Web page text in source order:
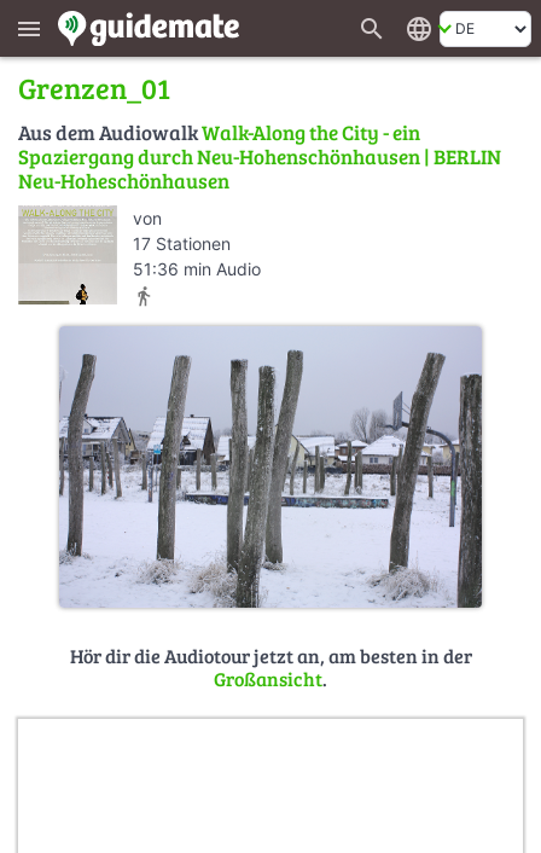
menu search language
Grenzen_01
Aus dem AudiowalkWalk-Along the City - ein
Spaziergang durch Neu-Hohenschönhausen | BERLIN
Neu-Hoheschönhausen
von
17 Stationen
51:36 min Audio
directions_walk
Hör dir die Audiotour jetzt an, am besten in der
Großansicht.